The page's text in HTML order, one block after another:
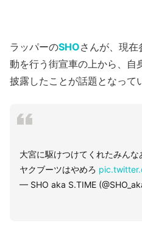
ラッパーのSHOさんが、現
動を行う街宣車の上から、自
披露したことが話題となって
大宮に駆けつけてくれたみんな
ヤクブーツはやめろ
— SHO aka S.TIME